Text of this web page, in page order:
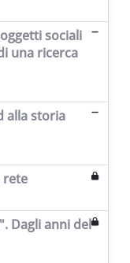
sociali
una ricerca
alla storia
rete
Dagli anni del